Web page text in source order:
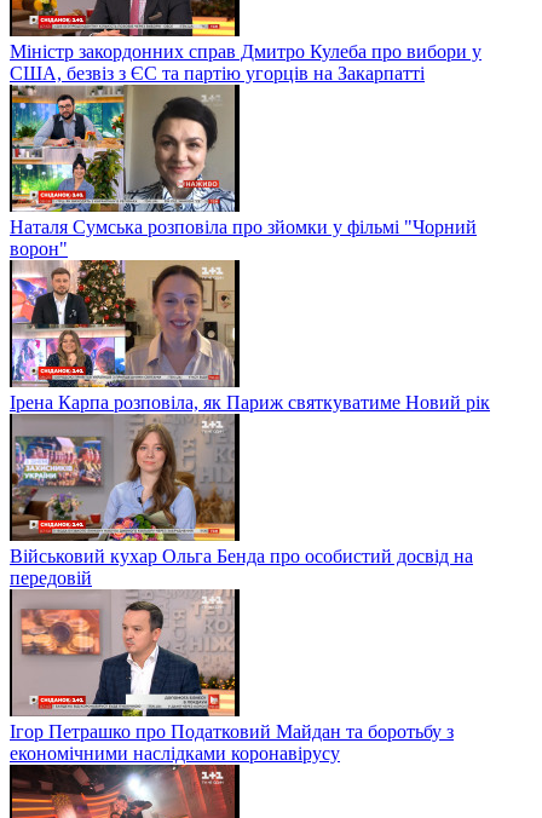
Міністр закордонних справ Дмитро Кулеба про вибори у
США, безвіз з ЄС та партію угорців на Закарпатті
Наталя Сумська розповіла про зйомки у фільмі "Чорний
ворон"
Ірена Карпа розповіла, як Париж святкуватиме Новий рік
Військовий кухар Ольга Бенда про особистий досвід на
передовій
Ігор Петрашко про Податковий Майдан та боротьбу з
економічними наслідками коронавірусу